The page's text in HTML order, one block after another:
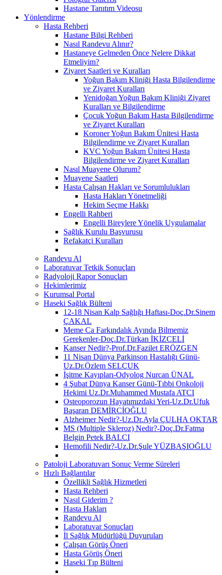
Hastane Tanıtım Videosu
Yönlendirme
Hasta Rehberi
Hastane Bilgi Rehberi
Nasıl Randevu Alınır?
Hastaneye Gelmeden Önce Nelere Dikkat
Etmeliyim?
Ziyaret Saatleri ve Kuralları
Yoğun Bakım Kliniği Hasta Bilgilendirme
ve Ziyaret Kuralları
Yenidoğan Yoğun Bakım Kliniği Ziyaret
Kuralları ve Bilgilendirme
Çocuk Yoğun Bakım Hasta Bilgilendirme
ve Ziyaret Kuralları
Koroner Yoğun Bakım Ünitesi Hasta
Bilgilendirme ve Ziyaret Kuralları
KVC Yoğun Bakım Ünitesi Hasta
Bilgilendirme ve Ziyaret Kuralları
Nasıl Muayene Olurum?
Muayene Saatleri
Hasta Çalışan Hakları ve Sorumlulukları
Hasta Hakları Yönetmeliği
Hekim Seçme Hakkı
Engelli Rahberi
Engelli Bireylere Yönelik Uygulamalar
Sağlık Kurulu Başvurusu
Refakatçi Kuralları
Randevu Al
Laboratuvar Tetkik Sonuçları
Radyoloji Rapor Sonuçları
Hekimlerimiz
Kurumsal Portal
Haseki Sağlık Bülteni
12-18 Nisan Kalp Sağlığı Haftası-Doç.Dr.Sinem
ÇAKAL
Meme Ca Farkındalık Ayında Bilmemiz
Gerekenler-Doç.Dr.Türkan İKİZCELİ
Kanser Nedir?-Prof.Dr.Fazilet ERÖZGEN
11 Nisan Dünya Parkinson Hastalığı Günü-
Uz.Dr.Özlem SELÇUK
İşitme Kayıpları-Odyolog Nurcan ÜNAL
4 Şubat Dünya Kanser Günü-Tıbbi Onkoloji
Hekimi Uz.Dr.Muhammed Mustafa ATCI
Osteoporozun Hayatımızdaki Yeri-Uz.Dr.Ufuk
Başaran DEMİRCİOĞLU
Alzheimer Nedir?-Uz.Dr.Ayla ÇULHA OKTAR
MS (Multiple Skleroz) Nedir?-Doç.Dr.Fatma
Belgin Petek BALCI
Hemofili Nedir?-Uz.Dr.Şule YÜZBAŞIOĞLU
Patoloji Laboratuvarı Sonuç Verme Süreleri
Hızlı Bağlantılar
Özellikli Sağlık Hizmetleri
Hasta Rehberi
Nasıl Giderim ?
Hasta Hakları
Randevu Al
Laboratuvar Sonuçları
İl Sağlık Müdürlüğü Duyuruları
Çalışan Görüş Öneri
Hasta Görüş Öneri
Haseki Tıp Bülteni